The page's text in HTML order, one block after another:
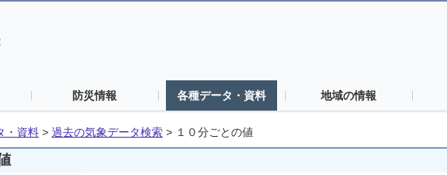
防災情報 各種データ・資料 地域の情報
・資料 > 過去の気象データ検索 > １０分ごとの値